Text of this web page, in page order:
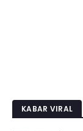
KABAR VIRAL